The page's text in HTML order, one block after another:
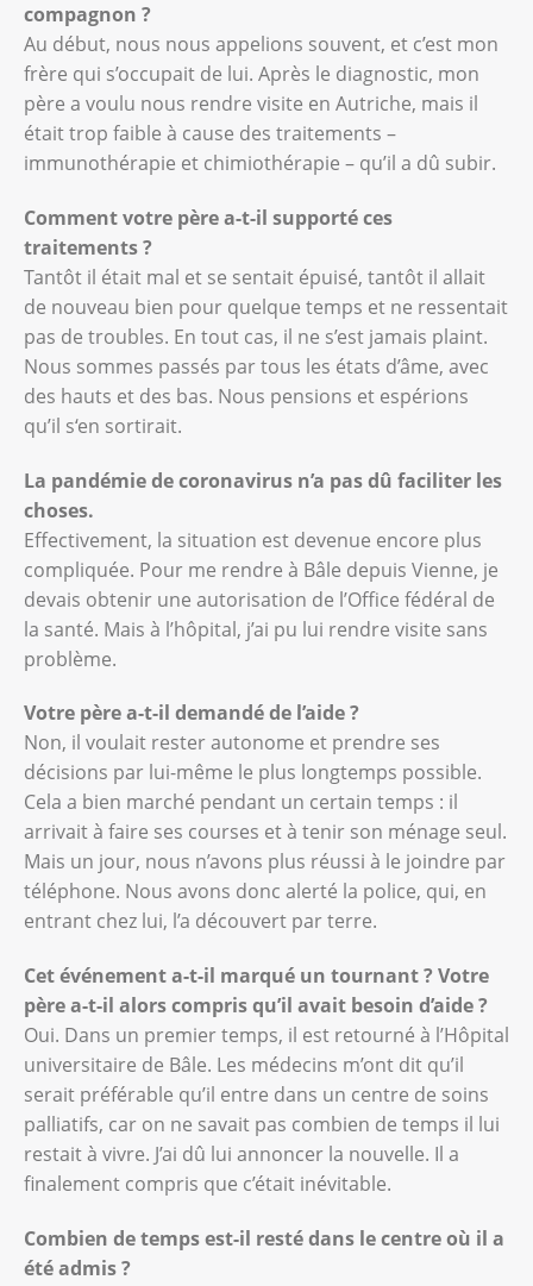
compagnon ?
Au début, nous nous appelions souvent, et c’est mon
frère qui s’occupait de lui. Après le diagnostic, mon
père a voulu nous rendre visite en Autriche, mais il
était trop faible à cause des traitements –
immunothérapie et chimiothérapie – qu’il a dû subir.
Comment votre père a-t-il supporté ces
traitements ?
Tantôt il était mal et se sentait épuisé, tantôt il allait
de nouveau bien pour quelque temps et ne ressentait
pas de troubles. En tout cas, il ne s’est jamais plaint.
Nous sommes passés par tous les états d’âme, avec
des hauts et des bas. Nous pensions et espérions
qu’il s‘en sortirait.
La pandémie de coronavirus n’a pas dû faciliter les
choses.
Effectivement, la situation est devenue encore plus
compliquée. Pour me rendre à Bâle depuis Vienne, je
devais obtenir une autorisation de l’Office fédéral de
la santé. Mais à l’hôpital, j’ai pu lui rendre visite sans
problème.
Votre père a-t-il demandé de l’aide ?
Non, il voulait rester autonome et prendre ses
décisions par lui-même le plus longtemps possible.
Cela a bien marché pendant un certain temps : il
arrivait à faire ses courses et à tenir son ménage seul.
Mais un jour, nous n’avons plus réussi à le joindre par
téléphone. Nous avons donc alerté la police, qui, en
entrant chez lui, l’a découvert par terre.
Cet événement a-t-il marqué un tournant ? Votre
père a-t-il alors compris qu’il avait besoin d’aide ?
Oui. Dans un premier temps, il est retourné à l’Hôpital
universitaire de Bâle. Les médecins m’ont dit qu’il
serait préférable qu’il entre dans un centre de soins
palliatifs, car on ne savait pas combien de temps il lui
restait à vivre. J’ai dû lui annoncer la nouvelle. Il a
finalement compris que c’était inévitable.
Combien de temps est-il resté dans le centre où il a
été admis ?